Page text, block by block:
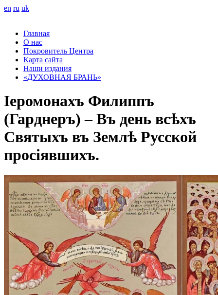
en ru uk
Главная
О нас
Покровитель Центра
Карта сайта
Наши издания
«ДУХОВНАЯ БРАНЬ»
Іеромонахъ Филиппъ
(Гарднеръ) – Въ день всѣхъ
Святыхъ въ Землѣ Русской
просіявшихъ.